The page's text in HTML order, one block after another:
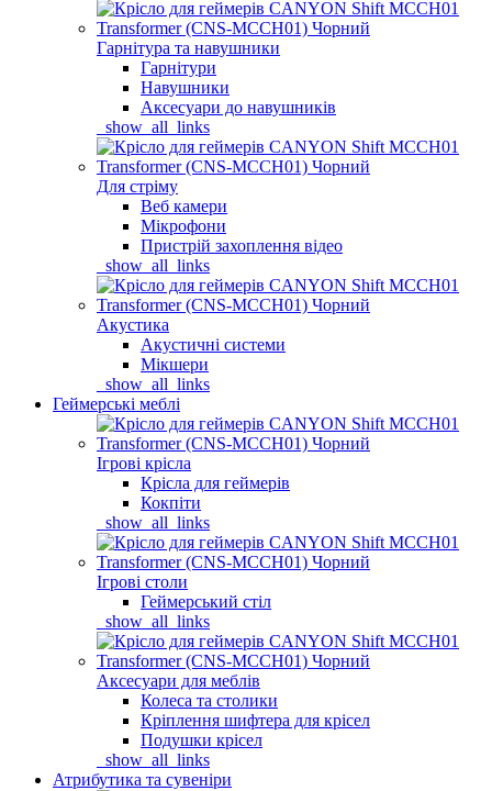
Гарнітура та навушники
Гарнітури
Навушники
Аксесуари до навушників
_show_all_links
Для стріму
Веб камери
Мікрофони
Пристрій захоплення відео
_show_all_links
Акустика
Акустичні системи
Мікшери
_show_all_links
Геймерські меблі
Ігрові крісла
Крісла для геймерів
Кокпіти
_show_all_links
Ігрові столи
Геймерський стіл
_show_all_links
Аксесуари для меблів
Колеса та столики
Кріплення шифтера для крісел
Подушки крісел
_show_all_links
Атрибутика та сувеніри